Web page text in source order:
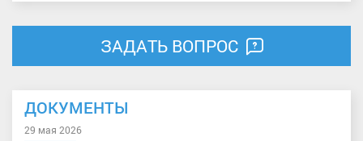
ЗАДАТЬ ВОПРОС
ДОКУМЕНТЫ
29 мая 2026